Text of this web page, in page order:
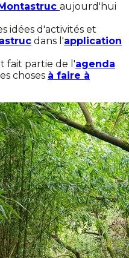
aujourd'hui
idées d'activités et
dans l'application
fait partie de l'agenda
choses à faire à